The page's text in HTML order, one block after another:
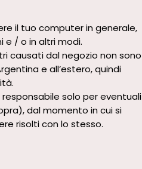
il tuo computer in generale,
e / o in altri modi.
causati dal negozio non sono
e all’estero, quindi
solo per eventuali
dal momento in cui si
risolti con lo stesso.